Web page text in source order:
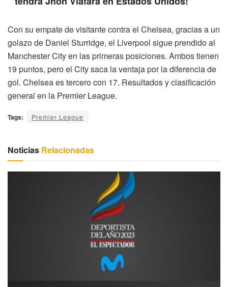
Con su empate de visitante contra el Chelsea, gracias a un
golazo de Daniel Sturridge, el Liverpool sigue prendido al
Manchester City en las primeras posiciones. Ambos tienen
19 puntos, pero el City saca la ventaja por la diferencia de
gol. Chelsea es tercero con 17. Resultados y clasificación
general en la Premier League.
Tags: Premier League
Noticias Relacionadas